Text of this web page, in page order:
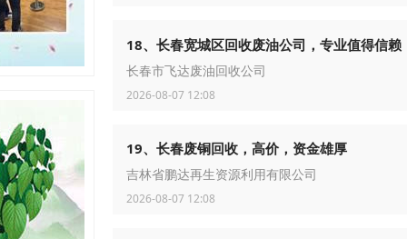
18、长春宽城区回收废油公司，专业值得信赖
长春市飞达废油回收公司
2026-08-07 12:08
19、长春废铜回收，高价，资金雄厚
吉林省鹏达再生资源利用有限公司
2026-08-07 12:08